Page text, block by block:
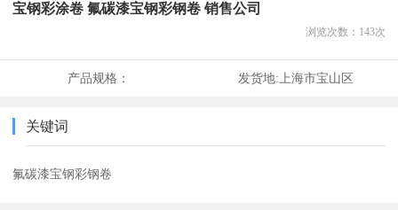
宝钢彩涂卷 氟碳漆宝钢彩钢卷 销售公司
浏览次数： 143次
产品规格： 发货地: 上海市宝山区
关键词
氟碳漆宝钢彩钢卷